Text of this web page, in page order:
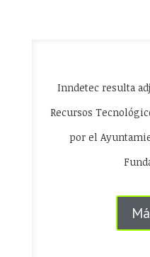
Inndetec resulta
Recursos
por el